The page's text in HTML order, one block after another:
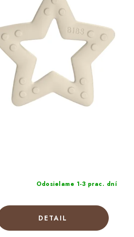
Odosielame 1-3 prac. dní
DETAIL